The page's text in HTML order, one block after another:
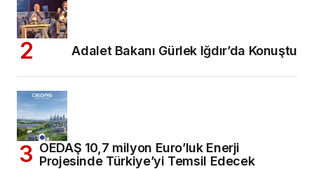
Adalet Bakanı Gürlek Iğdır’da Konuştu
OEDAŞ 10,7 milyon Euro’luk Enerji
Projesinde Türkiye’yi Temsil Edecek